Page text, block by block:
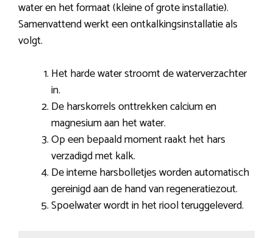
water en het formaat (kleine of grote installatie).
Samenvattend werkt een ontkalkingsinstallatie als
volgt.
Het harde water stroomt de waterverzachter
in.
De harskorrels onttrekken calcium en
magnesium aan het water.
Op een bepaald moment raakt het hars
verzadigd met kalk.
De interne harsbolletjes worden automatisch
gereinigd aan de hand van regeneratiezout.
Spoelwater wordt in het riool teruggeleverd.